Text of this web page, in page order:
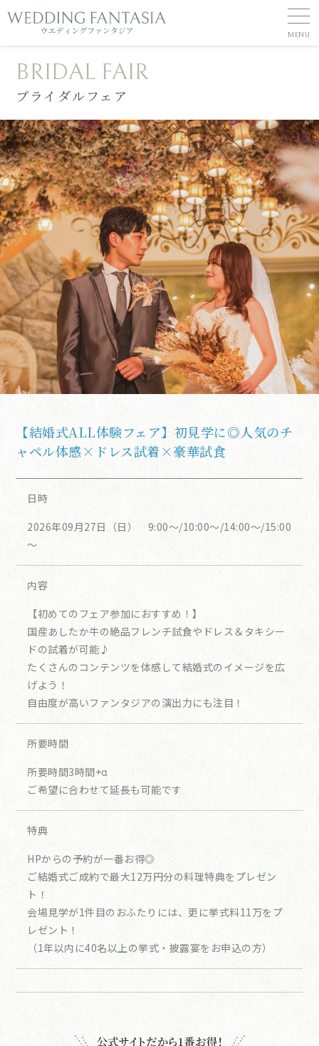
BRIDAL FAIR
ブライダルフェア
【結婚式ALL体験フェア】初見学に◎人気のチ
ャペル体感×ドレス試着×豪華試食
日時
2026年09月27日（日） 9:00～/10:00～/14:00～/15:00
～
内容
【初めてのフェア参加におすすめ！】
国産あしたか牛の絶品フレンチ試食やドレス＆タキシー
ドの試着が可能♪
たくさんのコンテンツを体感して結婚式のイメージを広
げよう！
自由度が高いファンタジアの演出力にも注目！
所要時間
所要時間3時間+α
ご希望に合わせて延長も可能です
特典
HPからの予約が一番お得◎
ご結婚式ご成約で最大12万円分の料理特典をプレゼン
ト！
会場見学が1件目のおふたりには、更に挙式料11万をプ
レゼント！
（1年以内に40名以上の挙式・披露宴をお申込の方）